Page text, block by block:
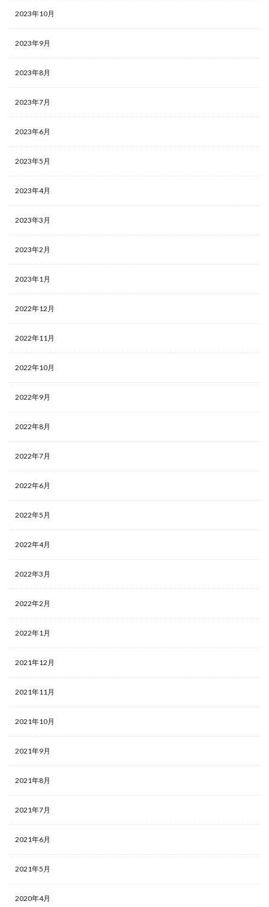
2023年10月
2023年9月
2023年8月
2023年7月
2023年6月
2023年5月
2023年4月
2023年3月
2023年2月
2023年1月
2022年12月
2022年11月
2022年10月
2022年9月
2022年8月
2022年7月
2022年6月
2022年5月
2022年4月
2022年3月
2022年2月
2022年1月
2021年12月
2021年11月
2021年10月
2021年9月
2021年8月
2021年7月
2021年6月
2021年5月
2020年4月